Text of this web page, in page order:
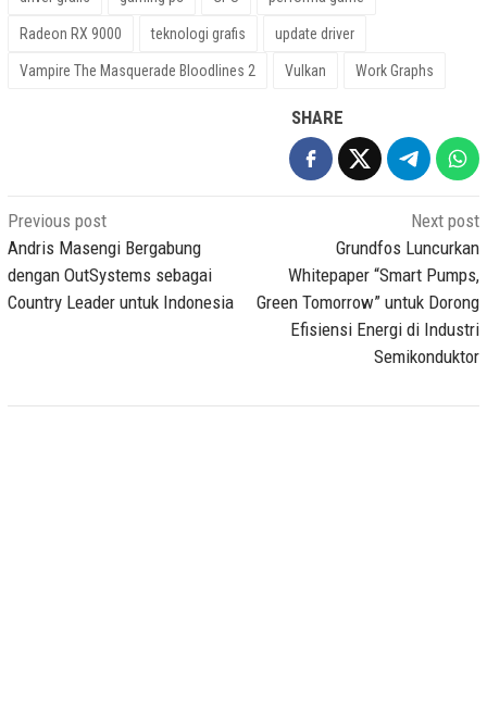
Radeon RX 9000 teknologi grafis update driver
Vampire The Masquerade Bloodlines 2 Vulkan Work Graphs
SHARE
Post
navigation
Previous post
Andris Masengi Bergabung
dengan OutSystems sebagai
Country Leader untuk Indonesia
Next post
Grundfos Luncurkan
Whitepaper “Smart Pumps,
Green Tomorrow” untuk Dorong
Efisiensi Energi di Industri
Semikonduktor